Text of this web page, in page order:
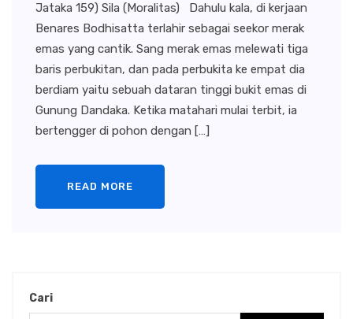
Jataka 159) Sila (Moralitas) Dahulu kala, di kerjaan
Benares Bodhisatta terlahir sebagai seekor merak
emas yang cantik. Sang merak emas melewati tiga
baris perbukitan, dan pada perbukita ke empat dia
berdiam yaitu sebuah dataran tinggi bukit emas di
Gunung Dandaka. Ketika matahari mulai terbit, ia
bertengger di pohon dengan […]
READ MORE
Cari